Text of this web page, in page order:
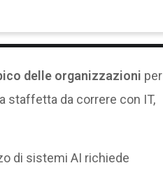
delle organizzazioni per
staffetta da correre con IT,
di sistemi AI richiede